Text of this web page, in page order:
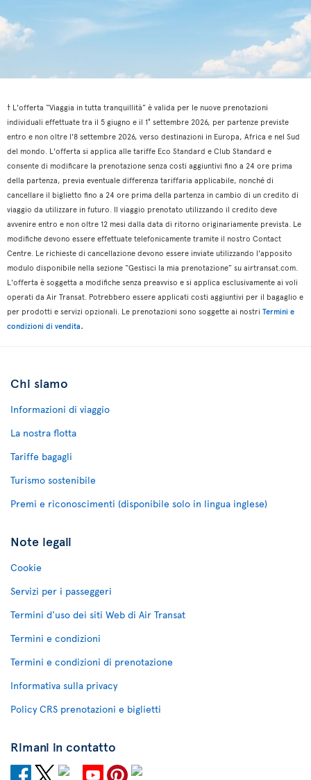
† L'offerta “Viaggia in tutta tranquillità” è valida per le nuove prenotazioni
individuali effettuate tra il 5 giugno e il 1° settembre 2026, per partenze previste
entro e non oltre l'8 settembre 2026, verso destinazioni in Europa, Africa e nel Sud
del mondo. L'offerta si applica alle tariffe Eco Standard e Club Standard e
consente di modificare la prenotazione senza costi aggiuntivi fino a 24 ore prima
della partenza, previa eventuale differenza tariffaria applicabile, nonché di
cancellare il biglietto fino a 24 ore prima della partenza in cambio di un credito di
viaggio da utilizzare in futuro. Il viaggio prenotato utilizzando il credito deve
avvenire entro e non oltre 12 mesi dalla data di ritorno originariamente prevista. Le
modifiche devono essere effettuate telefonicamente tramite il nostro Contact
Centre. Le richieste di cancellazione devono essere inviate utilizzando l'apposito
modulo disponibile nella sezione “Gestisci la mia prenotazione” su airtransat.com.
L'offerta è soggetta a modifiche senza preavviso e si applica esclusivamente ai voli
operati da Air Transat. Potrebbero essere applicati costi aggiuntivi per il bagaglio e
per prodotti e servizi opzionali. Le prenotazioni sono soggette ai nostri Termini e
condizioni di vendita.
Chi siamo
Informazioni di viaggio
La nostra flotta
Tariffe bagagli
Turismo sostenibile
Premi e riconoscimenti (disponibile solo in lingua inglese)
Note legali
Cookie
Servizi per i passeggeri
Termini d'uso dei siti Web di Air Transat
Termini e condizioni
Termini e condizioni di prenotazione
Informativa sulla privacy
Policy CRS prenotazioni e biglietti
Rimani in contatto